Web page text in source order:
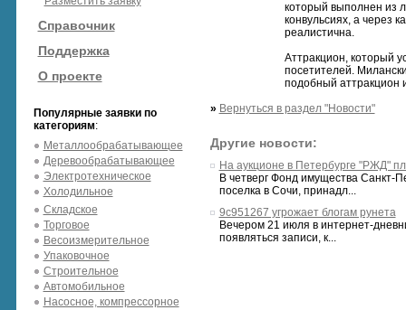
Справочник
Поддержка
О проекте
Популярные заявки по
категориям:
Металлообрабатывающее
Деревообрабатывающее
Электротехническое
Холодильное
Складское
Торговое
Весоизмерительное
Упаковочное
Строительное
Автомобильное
Насосное, компрессорное
который выполнен из
конвульсиях, а через
реалистична.
Аттракцион, который
посетителей.
подобный аттракцион
» Вернуться в раздел "Новости"
Другие новости:
На аукционе в Петербурге "РЖД"
В четверг Фонд имущества Санкт-
поселка в Сочи, принадл...
9c951267 угрожает блогам рунета
Вечером 21 июля в интернет-
появляться записи, к...